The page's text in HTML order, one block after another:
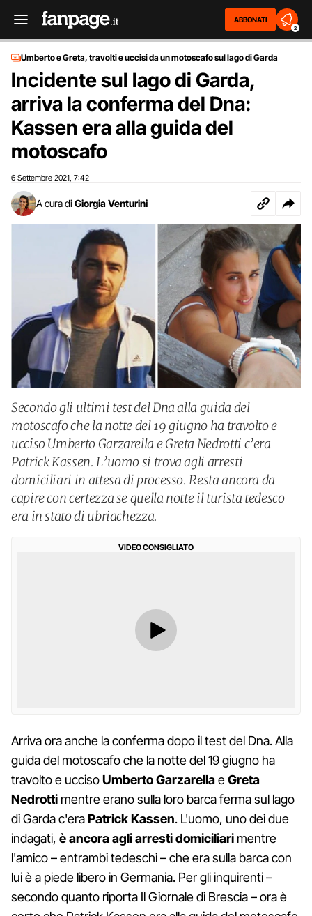
ABBONATI
2
Umberto e Greta, travolti e uccisi da un motoscafo sul lago di Garda
Incidente sul lago di Garda,
arriva la conferma del Dna:
Kassen era alla guida del
motoscafo
6 Settembre 2021 7:42
A cura di Giorgia Venturini
Secondo gli ultimi test del Dna alla guida del
motoscafo che la notte del 19 giugno ha travolto e
ucciso Umberto Garzarella e Greta Nedrotti c’era
Patrick Kassen. L’uomo si trova agli arresti
domiciliari in attesa di processo. Resta ancora da
capire con certezza se quella notte il turista tedesco
era in stato di ubriachezza.
VIDEO CONSIGLIATO
Arriva ora anche la conferma dopo il test del Dna. Alla
guida del motoscafo che la notte del 19 giugno ha
travolto e uccisoUmberto GarzarellaeGreta
Nedrotti mentre erano sulla loro barca ferma sul lago
di Garda c'eraPatrick Kassen. L'uomo, uno dei due
indagati, è ancora agli arresti domiciliari mentre
l'amico – entrambi tedeschi – che era sulla barca con
lui è a piede libero in Germania. Per gli inquirenti –
secondo quanto riporta Il Giornale di Brescia – ora è